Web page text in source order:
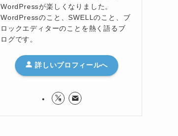
WordPressが楽しくなりました。
WordPressのこと、SWELLのこと、ブ
ロックエディターのことを熱く語るブ
ログです。
詳しいプロフィールへ